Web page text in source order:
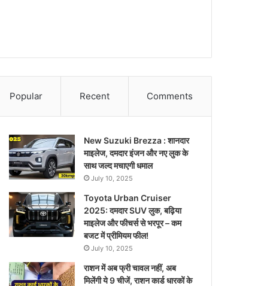
Popular Recent Comments
New Suzuki Brezza : शानदार
माइलेज, दमदार इंजन और नए लुक के
साथ जल्द मचाएगी धमाल
July 10, 2025
Toyota Urban Cruiser
2025: दमदार SUV लुक, बढ़िया
माइलेज और फीचर्स से भरपूर – कम
बजट में प्रीमियम फील!
July 10, 2025
राशन में अब फ्री चावल नहीं, अब
मिलेंगी ये 9 चीजें, राशन कार्ड धारकों के